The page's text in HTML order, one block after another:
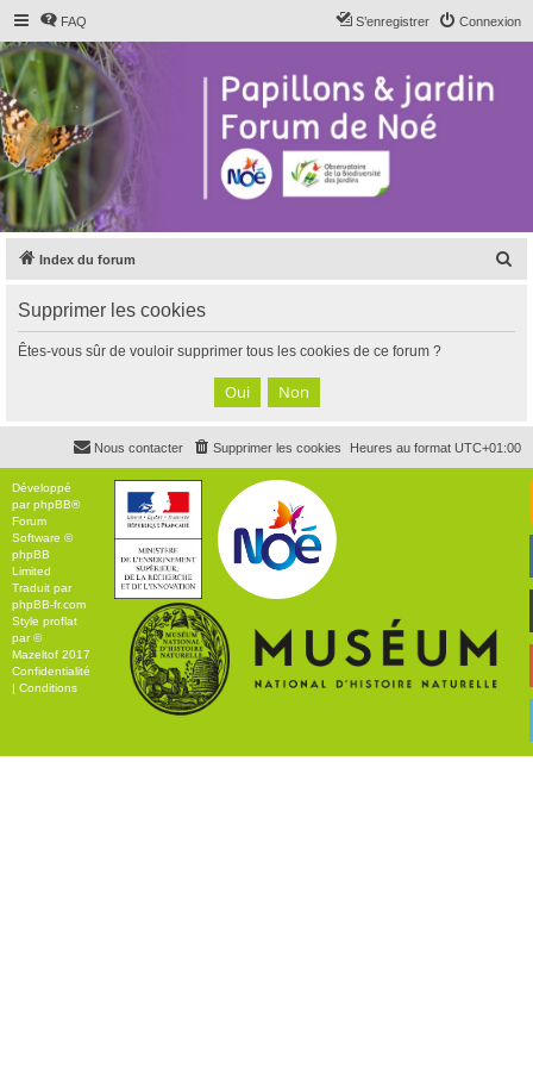
FAQ Connexion
S’enregistrer
Index du forum
c
Supprimer les cookies
Êtes-vous sûr de vouloir supprimer tous les cookies de ce forum ?
Heures au format UTC+01:00
Supprimer les cookies
Nous contacter
Développé
parphpBB®
Forum
Software ©
phpBB
Limited
Traduit par
phpBB-fr.com
Style proflat
par ©
Mazeltof 2017
Confidentialité
| Conditions